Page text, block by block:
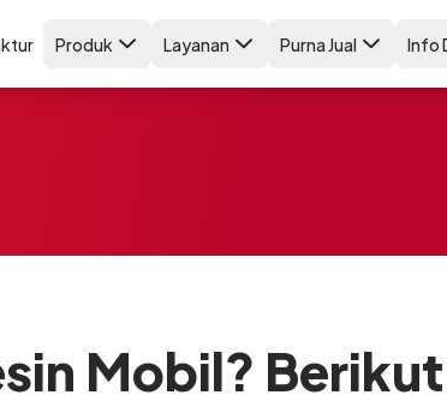
Produk Layanan Purna Jual Info
Mobil? Berikut